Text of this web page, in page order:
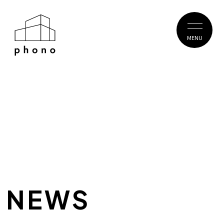
MENU
NEWS